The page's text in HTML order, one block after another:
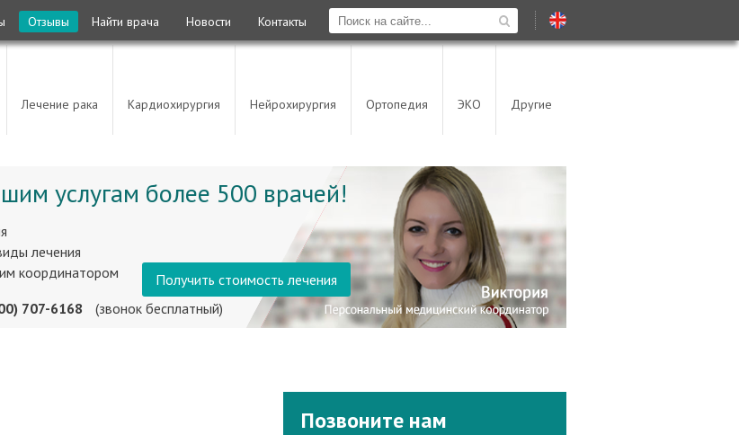
Отзывы Найти врача Новости Контакты
Лечение рака Кардиохирургия Нейрохирургия Ортопедия ЭКО Другие
услугам более 500 врачей!
лечения
координатором
707-6168 (звонок бесплатный)
Получить стоимость лечения
Позвоните нам